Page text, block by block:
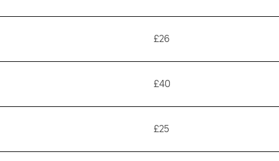
£26
£40
£25